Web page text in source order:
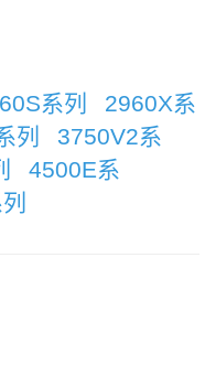
系列
2960X系
列
3750V2系
4500E系